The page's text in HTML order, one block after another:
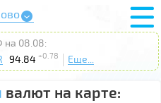
на 08.08:
94.84 +0.78 Еще...
валют на карте: